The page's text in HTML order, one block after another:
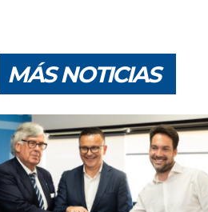
MÁS NOTICIAS